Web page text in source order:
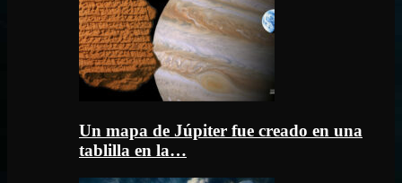
Un mapa de Júpiter fue creado en una
tablilla en la…